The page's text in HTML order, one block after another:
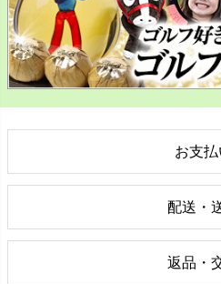
お支払
配送・
返品・